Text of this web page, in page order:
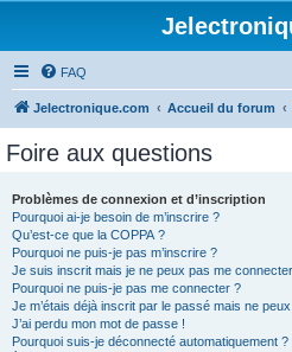
FAQ
Jelectronique.com Accueil du forum
Foire aux questions
Problèmes de connexion et d’inscription
Pourquoi ai-je besoin de m’inscrire ?
Qu’est-ce que la COPPA ?
Pourquoi ne puis-je pas m’inscrire ?
Je suis inscrit mais je ne peux pas me
Pourquoi ne puis-je pas me connecter ?
Je m’étais déjà inscrit par le passé mais ne
J’ai perdu mon mot de passe !
Pourquoi suis-je déconnecté automatiquement ?